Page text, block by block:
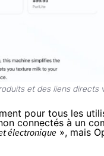
et des liens
pour tous les
connectés à un
électronique », mais